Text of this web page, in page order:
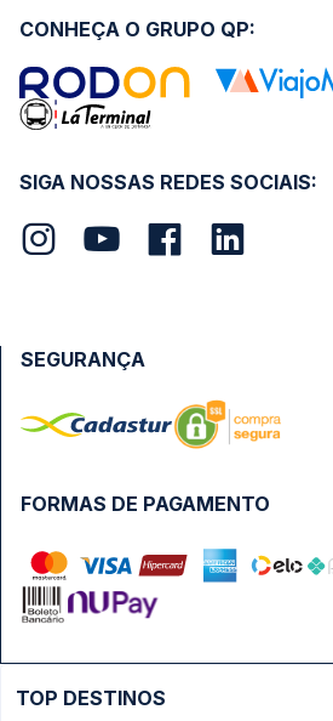
SIGA NOSSAS REDES SOCIAIS:
CONHEÇA O GRUPO QP:
FORMAS DE PAGAMENTO
SEGURANÇA
TOP DESTINOS